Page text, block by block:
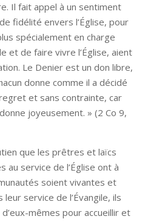
Il fait appel à un sentiment
fidélité envers l’Église, pour
spécialement en charge
et de faire vivre l’Église, aient
Le Denier est un don libre,
donne comme il a décidé
et sans contrainte, car
joyeusement. » (2 Co 9,
que les prêtres et laïcs
au service de l’Église ont à
soient vivantes et
leur service de l’Évangile, ils
mêmes pour accueillir et